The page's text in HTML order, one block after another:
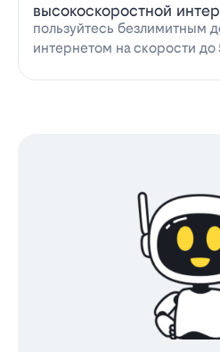
высокоскоростной
пользуйтесь безлимитным
интернетом на скорости